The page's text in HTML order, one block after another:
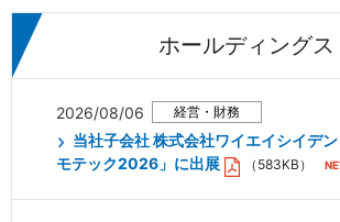
ホールディングス
2026/08/06
当社子会社 株式会社ワイエイシイデ
モテック2026」に出展
（583KB）